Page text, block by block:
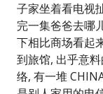
子家坐着看电视
完一集爸爸去哪
下相比商场看起
到旅馆, 出乎意
络, 有一堆